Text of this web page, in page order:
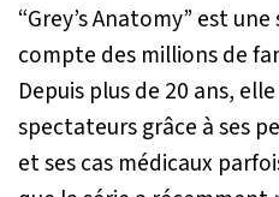
“Grey’s Anatomy” est
compte des millions de
Depuis plus de 20 ans,
spectateurs grâce à ses
et ses cas médicaux